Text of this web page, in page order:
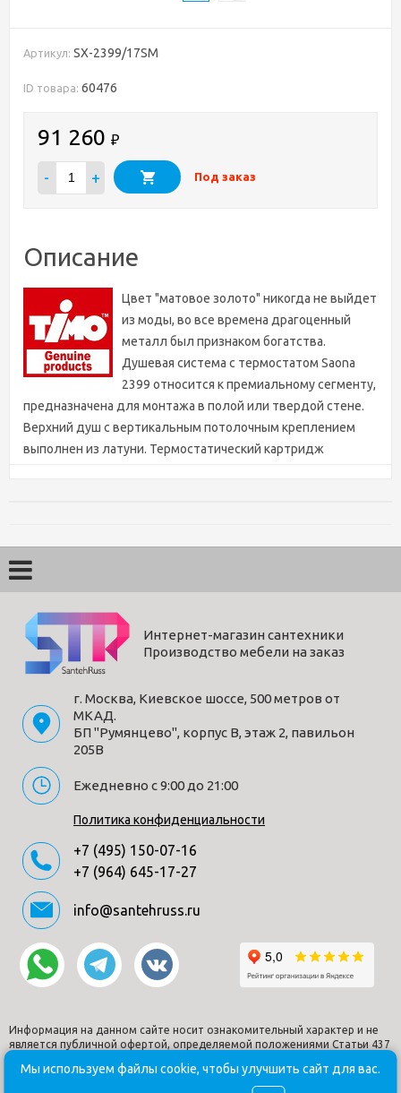
Артикул: SX-2399/17SM
ID товара: 60476
91 260 ₽
- + Под заказ
Описание
Цвет "матовое золото" никогда не выйдет
из моды, во все времена драгоценный
металл был признаком богатства.
Душевая система с термостатом Saona
2399 относится к премиальному сегменту,
предназначена для монтажа в полой или твердой стене.
Верхний душ с вертикальным потолочным креплением
выполнен из латуни. Термостатический картридж
преимущества встроенной системы: элегантный внешний
снаружи видны только декоративные элементы.
Установить встроенную систему можно в любом месте.
Регулировка температуры воды осуществляется ручкой
"тропический душ" и регулировка напора осуществляется
поворотом ручки дивертора (расположена сверху) влево.
В положении ручки дивертора 12:00 режим "тропический
душ" выключен. Для переключения в режим "ручной душ"
поверните ручку дивертора (расположена по центру) от
12:00 против часовой стрелки. Увеличение напора воды
12:00 режим "ручной душ" выключен. Сложностей монтажа
не возникает при установке элементов душевой системы
опытным сантехником. Внимательно изучите инструкцию
по монтажу и эксплуатации.
Характеристики
Дизайн
современный стиль
излив
Интернет-магазин сантехники
Производство мебели на заказ
г. Москва, Киевское шоссе, 500 метров от
МКАД.
БП "Румянцево", корпус В, этаж 2, павильон
205В
Ежедневно с 9:00 до 21:00
Политика конфиденциальности
+7 (495) 150-07-16
+7 (964) 645-17-27
info@santehruss.ru
Информация на данном сайте носит ознакомительный характер и не
является публичной офертой, определяемой положениями Статьи 437
© Santehruss.ru 2018-2026. Все права защищены. Все торговые
Мы используем файлы cookie, чтобы улучшить сайт для вас.